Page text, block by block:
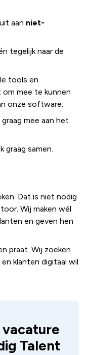
aan niet-
tegelijk naar de
tools en
mee te kunnen
onze software.
mee aan het
graag samen.
Dat is niet nodig
Wij maken wél
en geven hen
praat. Wij zoeken
klanten digitaal wil
Talent